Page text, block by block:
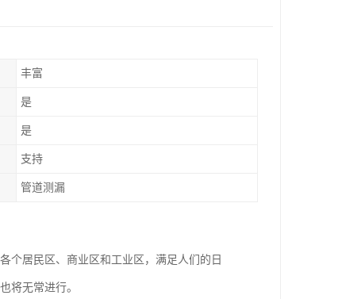
丰富
是
是
支持
管道测漏
个居民区、商业区和工业区，满足人们的日
将无常进行。